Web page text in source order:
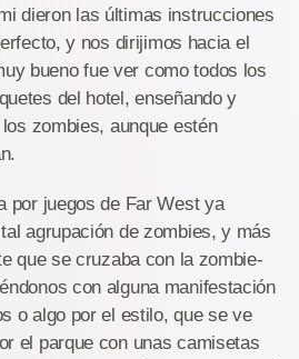
dieron las últimas instrucciones
y nos dirijimos hacia el
bueno fue ver como todos los
del hotel, enseñando y
zombies, aunque estén
por juegos de Far West ya
agrupación de zombies, y más
que se cruzaba con la zombie-
con alguna manifestación
o algo por el estilo, que se ve
el parque con unas camisetas